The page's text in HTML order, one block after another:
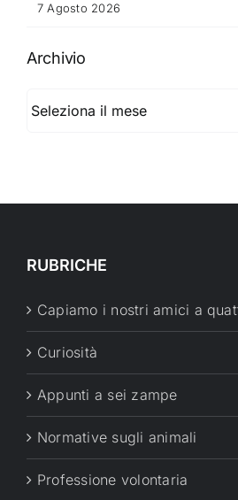
7 Agosto 2026
Archivio
RUBRICHE
Capiamo i nostri amici a
Curiosità
Appunti a sei zampe
Normative sugli animali
Professione volontaria